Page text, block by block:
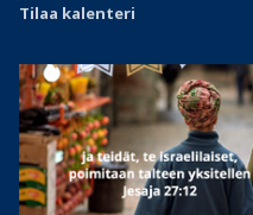
Tilaa kalenteri